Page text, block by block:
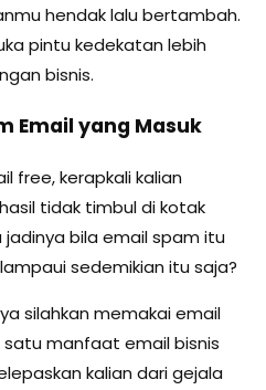
hendak lalu bertambah.
pintu kedekatan lebih
bisnis.
Email yang Masuk
free, kerapkali kalian
tidak timbul di kotak
bila email spam itu
sedemikian itu saja?
silahkan memakai email
satu manfaat email bisnis
kalian dari gejala